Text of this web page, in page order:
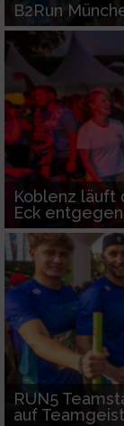
B2Run
Koblenz läuft
Eck entgegen
RUN5
auf Teamgeist